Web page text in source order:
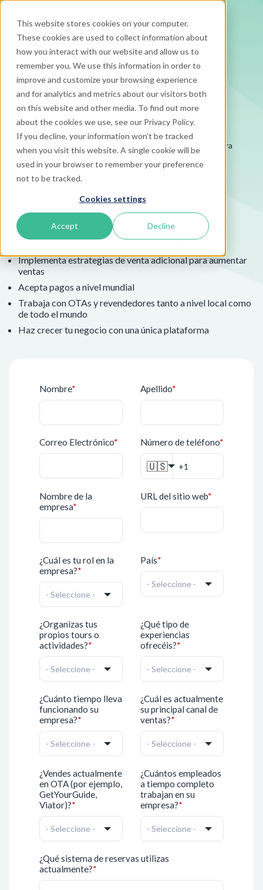
This website stores cookies on your computer.
These cookies are used to collect information about
how you interact with our website and allow us to
remember you. We use this information in order to
improve and customize your browsing experience
and for analytics and metrics about our visitors both
on this website and other media. To find out more
about the cookies we use, see our Privacy Policy.
If you decline, your information won’t be tracked
when you visit this website. A single cookie will be
used in your browser to remember your preference
not to be tracked.
Cookies settings
Accept Decline
Consigue una
demostración gratuita
Calificado 4.5/5 basado en reseñas de Capterra
Reserva tu llamada ahora
Agiliza reservas desde múltiples canales
Implementa estrategias de venta adicional para aumentar
ventas
Acepta pagos a nivel mundial
Trabaja con OTAs y revendedores tanto a nivel local como
de todo el mundo
Haz crecer tu negocio con una única plataforma
Nombre* Apellido*
Correo Electrónico* Número de teléfono*
🇺🇸
Nombre de la
empresa*
URL del sitio web*
¿Cuál es tu rol en la
empresa?*
País*
¿Organizas tus
propios tours o
actividades?*
¿Qué tipo de
experiencias
ofrecéis?*
¿Cuánto tiempo lleva
funcionando su
empresa?*
¿Cuál es actualmente
su principal canal de
ventas?*
¿Vendes actualmente
en OTA (por ejemplo,
GetYourGuide,
Viator)?*
¿Cuántos empleados
a tiempo completo
trabajan en su
empresa?*
¿Qué sistema de reservas utilizas
actualmente?*